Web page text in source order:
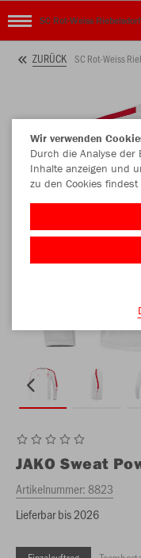
SC Rot-Weiss Riebelsdorf
ZURÜCK SC Rot-Weiss
JAKO Sweat
Artikelnummer:8823
Lieferbar bis 2026
Wir verwenden
Durch die Analyse
Inhalte anzeigen und
zu den Cookies